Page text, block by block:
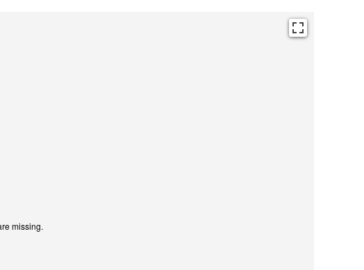
missing.